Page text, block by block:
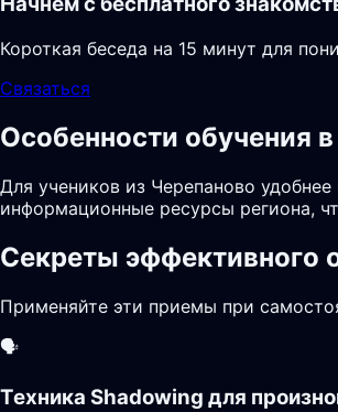
Короткая беседа на 15 минут для
Связаться
Особенности обучения
Для учеников из Черепаново
информационные ресурсы региона,
Секреты эффективного
Применяйте эти приемы при
🗣️
Техника Shadowing для